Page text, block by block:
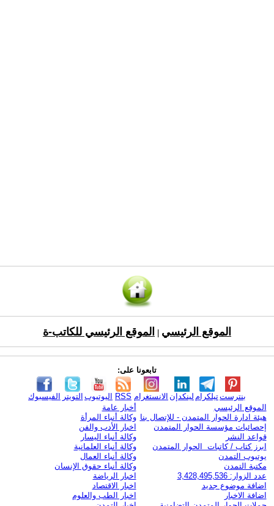
الموقع الرئيسي الموقع الرئيسي للكاتب-ة
تابعونا على:
الفيسبوك التويتر اليوتيوب RSS الانستغرام لينكدإن تيلكرامبنترست
الموقع الرئيسي
هيئة ادارة الحوار المتمدن - للإتصال بنا
إحصائيات مؤسسة الحوار المتمدن
قواعد النشر
ابرز كتاب / كاتبات الحوار المتمدن
يوتيوب التمدن
مكتبة التمدن
عدد الزوار: 3,428,495,536
اضافة موضوع جديد
اضافة الاخبار
أخبار عامة
وكالة أنباء المرأة
اخبار الأدب والفن
وكالة أنباء اليسار
وكالة أنباء العلمانية
وكالة أنباء العمال
وكالة أنباء حقوق الإنسان
اخبار الرياضة
اخبار الاقتصاد
اخبار الطب والعلوم